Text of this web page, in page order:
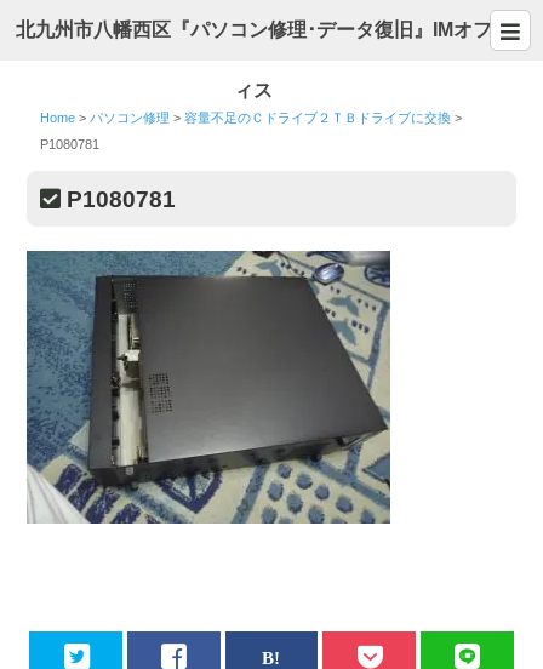
北九州市八幡西区『パソコン修理･データ復旧』IMオフ
ィス
Home > パソコン修理 >容量不足のＣドライブ２ＴＢドライブに交換 >
P1080781
P1080781